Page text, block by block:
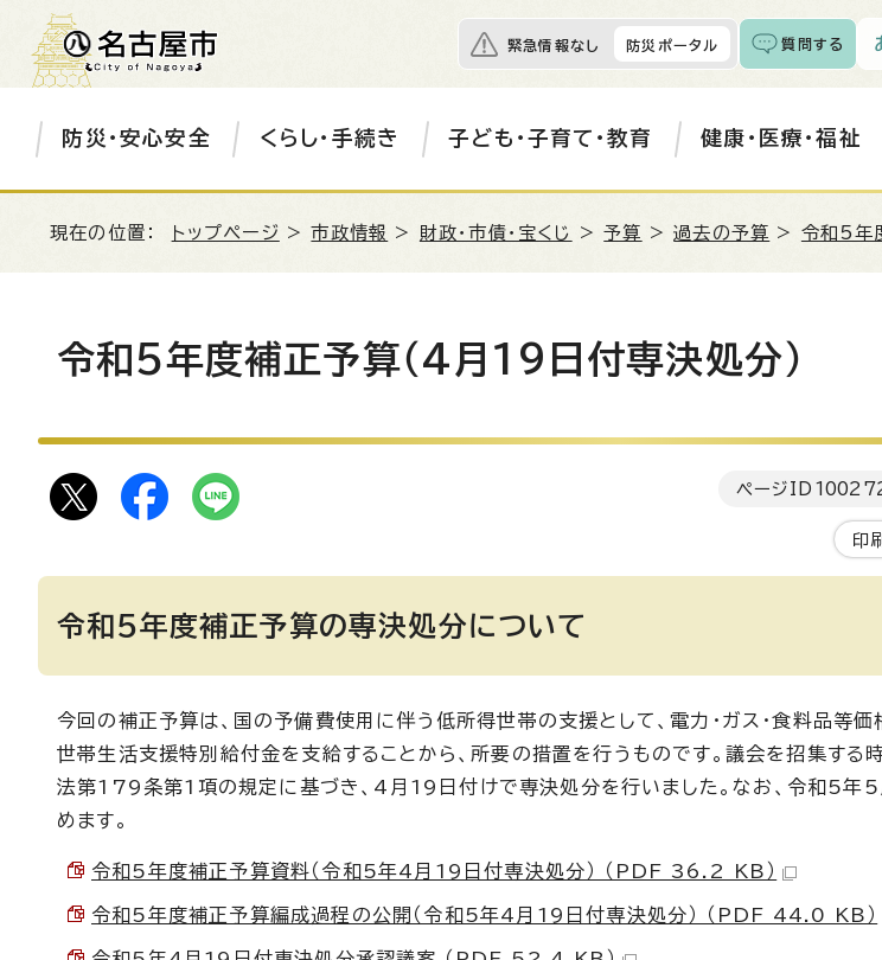
緊急情報なし 防災ポータル 質問する
防災・安心安全 くらし・手続き 子ども・子育て・教育 健康・医療・福祉
現在の位置： トップページ >市政情報 > 財政・市債・宝くじ >予算 >過去の予算 > 令和5年
令和5年度補正予算（4月19日付専決処分）
ページID
印刷
令和5年度補正予算の専決処分について
今回の補正予算は、国の予備費使用に伴う低所得世帯の支援として、電力・ガス・食料品等
世帯生活支援特別給付金を支給することから、所要の措置を行うものです。議会を招集する
法第179条第1項の規定に基づき、4月19日付けで専決処分を行いました。なお、令和5年5
めます。
令和5年度補正予算資料（令和5年4月19日付専決処分） （PDF 36.2 KB）
令和5年度補正予算編成過程の公開（令和5年4月19日付専決処分） （PDF 44.0 KB）